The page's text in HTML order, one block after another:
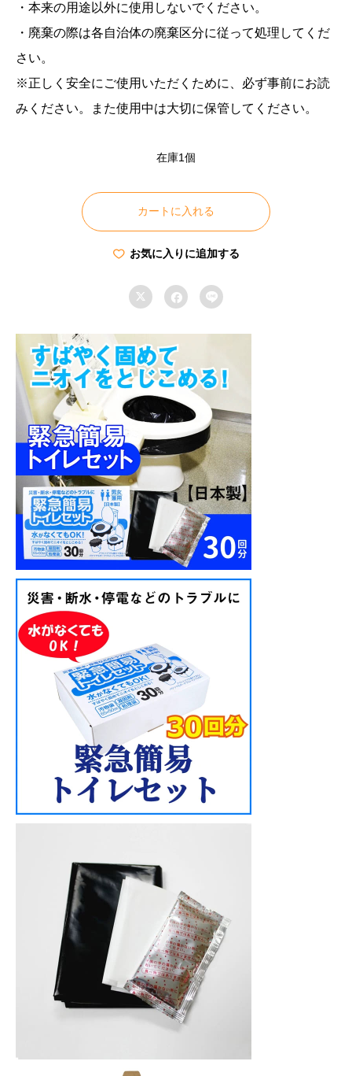
・本来の用途以外に使用しないでください。
・廃棄の際は各自治体の廃棄区分に従って処理してくだ
さい。
※正しく安全にご使用いただくために、必ず事前にお読
みください。また使用中は大切に保管してください。
在庫1個
急
簡
易
イ
ッ
ト
30
分
個
カートに入れる
お気に入りに追加する
  